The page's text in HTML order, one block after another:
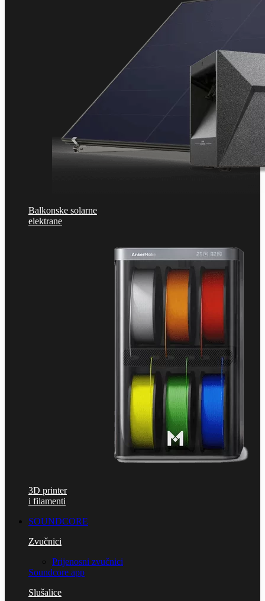
Balkonske solarne
elektrane
3D printer
i filamenti
SOUNDCORE
Zvučnici
Prijenosni zvučnici
Soundcore app
Slušalice